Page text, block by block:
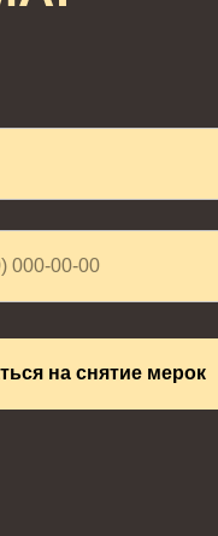
на снятие мерок